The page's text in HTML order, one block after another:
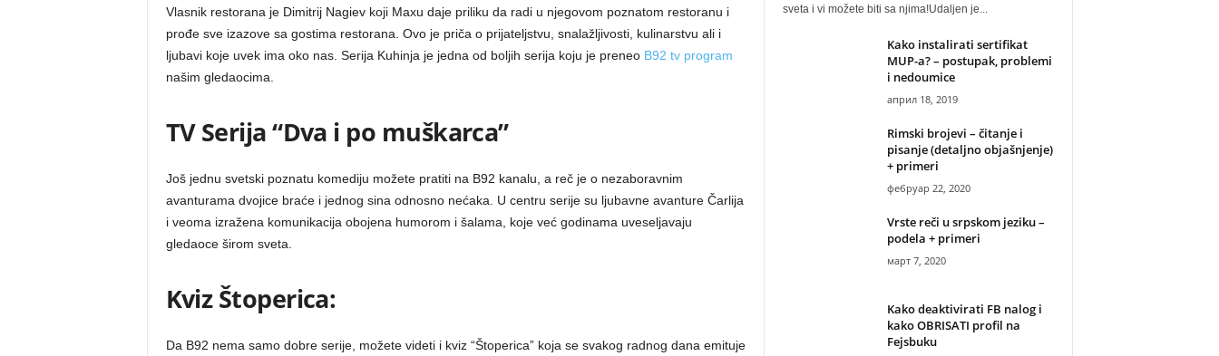
Vlasnik restorana je Dimitrij Nagiev koji Maxu daje priliku da radi u njegovom poznatom restoranu i
prođe sve izazove sa gostima restorana. Ovo je priča o prijateljstvu, snalažljivosti, kulinarstvu ali i
ljubavi koje uvek ima oko nas. Serija Kuhinja je jedna od boljih serija koju je preneo B92 tv program
našim gledaocima.
TV Serija “Dva i po muškarca”
Još jednu svetski poznatu komediju možete pratiti na B92 kanalu, a reč je o nezaboravnim
avanturama dvojice braće i jednog sina odnosno nećaka. U centru serije su ljubavne avanture Čarlija
i veoma izražena komunikacija obojena humorom i šalama, koje već godinama uveseljavaju
gledaoce širom sveta.
Kviz Štoperica:
Da B92 nema samo dobre serije, možete videti i kviz “Štoperica” koja se svakog radnog dana emituje
sveta i vi možete biti sa njima!Udaljen je...
Kako instalirati sertifikat
MUP-a? – postupak, problemi
i nedoumice
април 18, 2019
Rimski brojevi – čitanje i
pisanje (detaljno objašnjenje)
+ primeri
фебруар 22, 2020
Vrste reči u srpskom jeziku –
podela + primeri
март 7, 2020
Kako deaktivirati FB nalog i
kako OBRISATI profil na
Fejsbuku